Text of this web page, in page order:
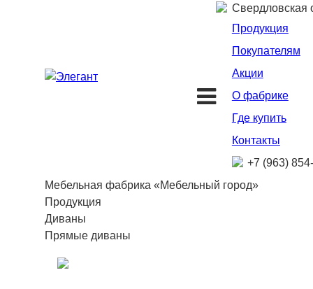
Свердловская
Продукция
Покупателям
Акции
О фабрике
Где купить
Контакты
+7 (963)
Мебельная фабрика «Мебельный город»
Продукция
Диваны
Прямые диваны